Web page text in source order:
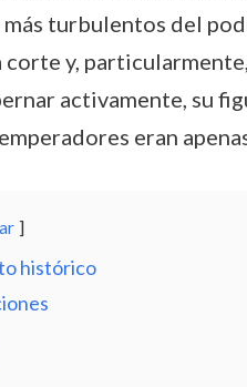
turbulentos del
y,
activamente, su
eran
histórico